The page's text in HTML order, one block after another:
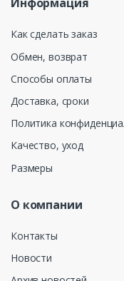
Как сделать заказ
Обмен, возврат
Способы оплаты
Доставка, сроки
Политика
Качество, уход
Размеры
О компании
Контакты
Новости